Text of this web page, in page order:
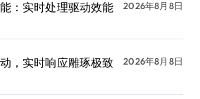
：实时处理驱动效能
2026年8月8日
，实时响应雕琢极致
2026年8月8日